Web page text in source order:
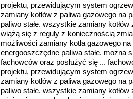
projektu, przewidującym system
zamiany kotłów z paliwa gazowego na
paliwo stałe. wszystkie zamiany
wiążą się z reguły z koniecznością
możliwości zamiany kotła gazowego
energooszczędne paliwa stałe. można
fachowców oraz posłużyć się ...
projektu, przewidującym system
zamiany kotłów z paliwa gazowego na
paliwo stałe. wszystkie zamiany